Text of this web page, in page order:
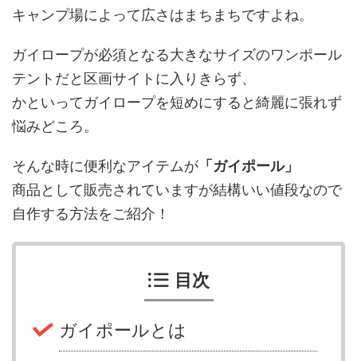
キャンプ場によって広さはまちまちですよね。
ガイロープが必須となる大きなサイズのワンポール
テントだと区画サイトに入りきらず、
かといってガイロープを短めにすると綺麗に張れず
悩みどころ。
そんな時に便利なアイテムが 「ガイポール」
商品として販売されていますが結構いい値段なので
自作する方法をご紹介！
目次
ガイポールとは